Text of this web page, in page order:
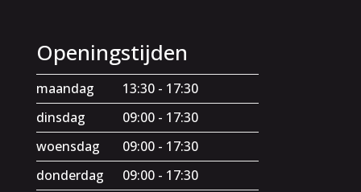
Openingstijden
maandag
13:30 - 17:30
dinsdag
09:00 - 17:30
woensdag
09:00 - 17:30
donderdag
09:00 - 17:30